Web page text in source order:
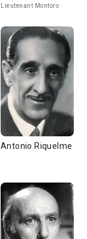
Lieutenant Montoro
Antonio Riquelme